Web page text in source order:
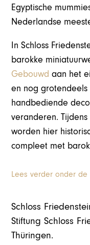
Egyptische
Nederlandse
In Schloss
barokke
Gebouwd aan het
en nog
handbediende
veranderen.
worden hier
compleet met
Lees verder onder
Schloss
Stiftung Schloss
Thüringen.